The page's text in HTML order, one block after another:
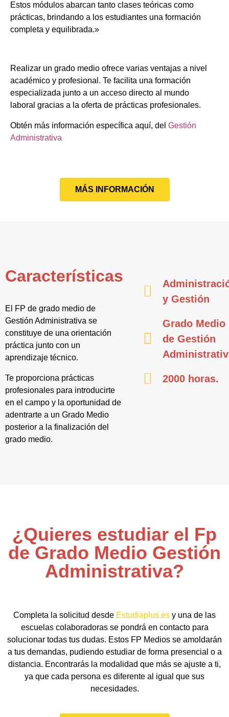
Estos módulos abarcan tanto clases teóricas como
prácticas, brindando a los estudiantes una formación
completa y equilibrada.»
Realizar un grado medio ofrece varias ventajas a nivel
académico y profesional. Te facilita una formación
especializada junto a un acceso directo al mundo
laboral gracias a la oferta de prácticas profesionales.
Obtén más información específica aquí, del Gestión
Administrativa
MÁS INFORMACIÓN
Características
El FP de grado medio de
Gestión Administrativa se
constituye de una orientación
práctica junto con un
aprendizaje técnico.
Te proporciona prácticas
profesionales para introducirte
en el campo y la oportunidad de
adentrarte a un Grado Medio
posterior a la finalización del
grado medio.
y Gestión
Grado Medio
de Gestión
2000 horas.
¿Quieres estudiar el Fp
de Grado Medio Gestión
Administrativa?
Completa la solicitud desde Estudiaplus.es y una de las
escuelas colaboradoras se pondrá en contacto para
solucionar todas tus dudas. Estos FP Medios se amoldarán
a tus demandas, pudiendo estudiar de forma presencial o a
distancia. Encontrarás la modalidad que más se ajuste a ti,
ya que cada persona es diferente al igual que sus
necesidades.